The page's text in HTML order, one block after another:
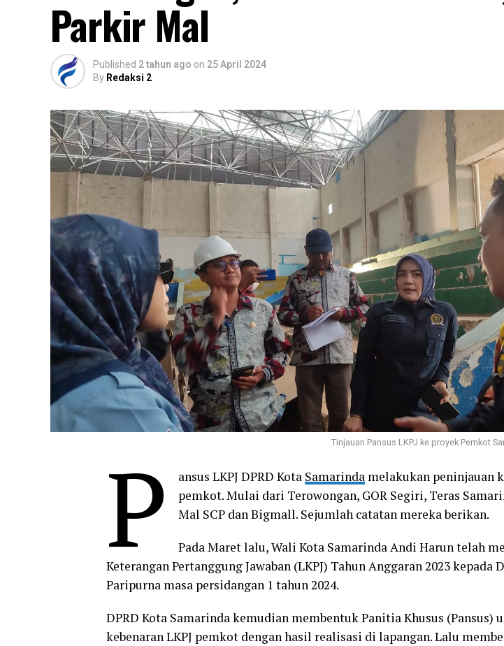
Parkir Mal
Published 2 tahun ago on 25 April 2024
By Redaksi 2
Tinjauan Pansus LKPJ ke proyek Pemkot
P ansus LKPJ DPRD Kota Samarindamelakukan peninjauan
pemkot. Mulai dari Terowongan, GOR Segiri, Teras
Mal SCP dan Bigmall. Sejumlah catatan mereka berikan.
Pada Maret lalu, Wali Kota Samarinda Andi Harun telah
Keterangan Pertanggung Jawaban (LKPJ) Tahun Anggaran 2023 kepada
Paripurna masa persidangan 1 tahun 2024.
DPRD Kota Samarinda kemudian membentuk Panitia Khusus (Pansus)
kebenaran LKPJ pemkot dengan hasil realisasi di lapangan. Lalu